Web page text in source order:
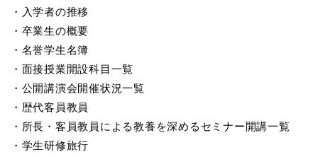
・入学者の推移
・卒業生の概要
・名誉学生名簿
・面接授業開設科目一覧
・公開講演会開催状況一覧
・歴代客員教員
・所長・客員教員による教養を深めるセミナー開講一覧
・学生研修旅行